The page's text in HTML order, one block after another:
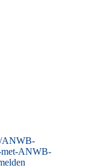
ANWB-
met-ANWB-